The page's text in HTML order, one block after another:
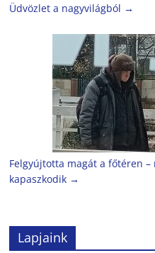
Üdvözlet a nagyvilágból →
Felgyújtotta magát a főtéren
kapaszkodik →
Lapjaink